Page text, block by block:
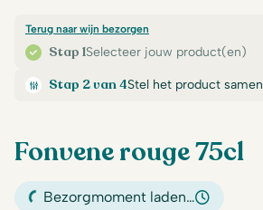
Stap 1Selecteer jouw product(en)
Terug naar wijn bezorgen
Stap 2 van 4Stel het product samen
Fonvene rouge 75cl
Bezorgmoment laden…